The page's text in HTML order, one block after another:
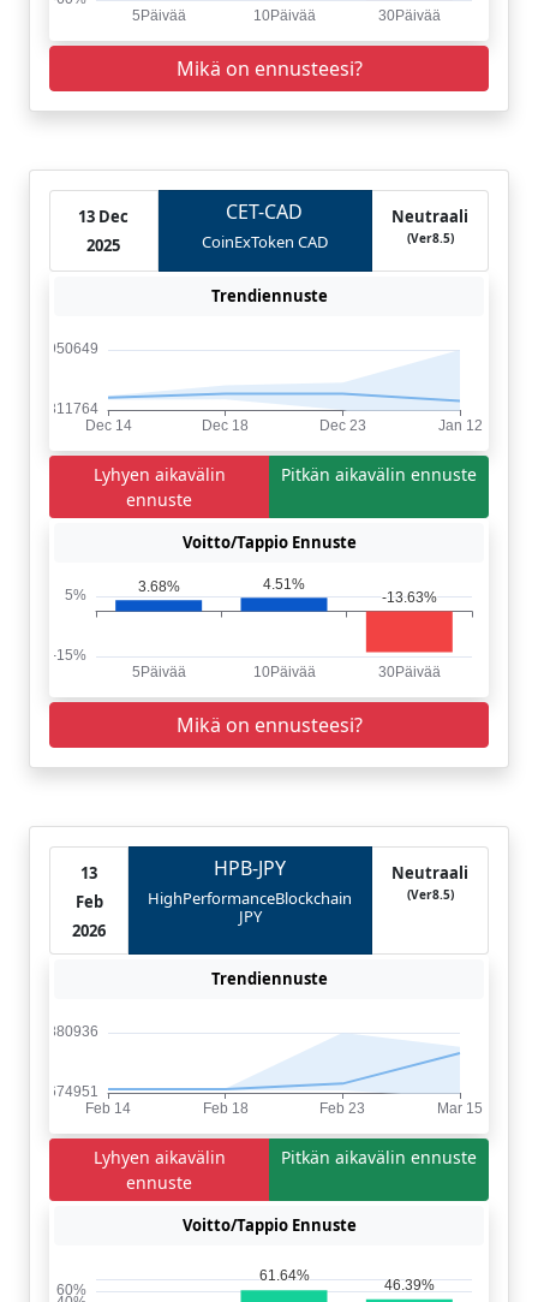
Mikä on ennusteesi?
13 Dec
2025
CET-CAD
CoinExToken CAD
Neutraali
(Ver8.5)
Trendiennuste
Lyhyen aikavälin
ennuste
Pitkän aikavälin ennuste
Voitto/Tappio Ennuste
Mikä on ennusteesi?
13
Feb
2026
HPB-JPY
HighPerformanceBlockchain
JPY
Neutraali
(Ver8.5)
Trendiennuste
Lyhyen aikavälin
ennuste
Pitkän aikavälin ennuste
Voitto/Tappio Ennuste